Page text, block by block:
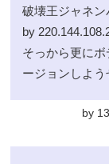
破壊王ジャネ
by
そっから更に
ージョンしよう
by